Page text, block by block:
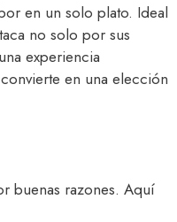
en un solo plato. Ideal
no solo por sus
experiencia
en una elección
buenas razones. Aquí